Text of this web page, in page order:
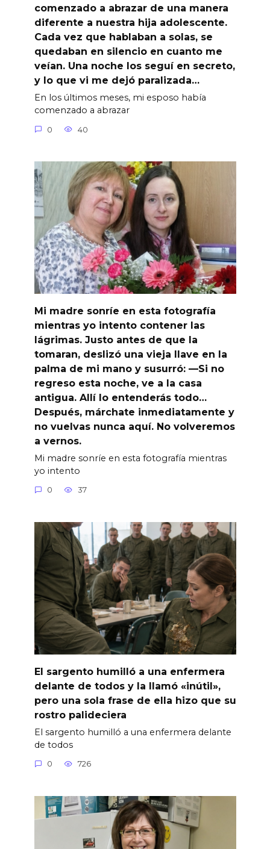
comenzado a abrazar de una manera
diferente a nuestra hija adolescente.
Cada vez que hablaban a solas, se
quedaban en silencio en cuanto me
veían. Una noche los seguí en secreto,
y lo que vi me dejó paralizada…
En los últimos meses, mi esposo había
comenzado a abrazar
0 40
Mi madre sonríe en esta fotografía
mientras yo intento contener las
lágrimas. Justo antes de que la
tomaran, deslizó una vieja llave en la
palma de mi mano y susurró: —Si no
regreso esta noche, ve a la casa
antigua. Allí lo entenderás todo…
Después, márchate inmediatamente y
no vuelvas nunca aquí. No volveremos
a vernos.
Mi madre sonríe en esta fotografía mientras
yo intento
0 37
El sargento humilló a una enfermera
delante de todos y la llamó «inútil»,
pero una sola frase de ella hizo que su
rostro palideciera
El sargento humilló a una enfermera delante
de todos
0 726